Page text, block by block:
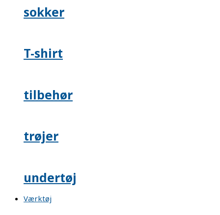
sokker
T-shirt
tilbehør
trøjer
undertøj
Værktøj